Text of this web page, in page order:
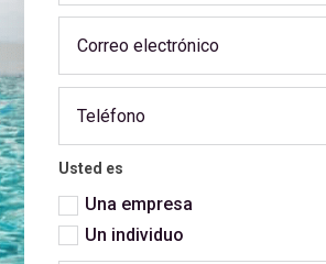
Usted es
Una empresa
Un individuo